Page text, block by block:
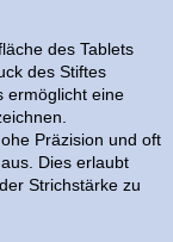
des Tablets
des Stiftes
ermöglicht eine
Präzision und oft
Dies erlaubt
Strichstärke zu